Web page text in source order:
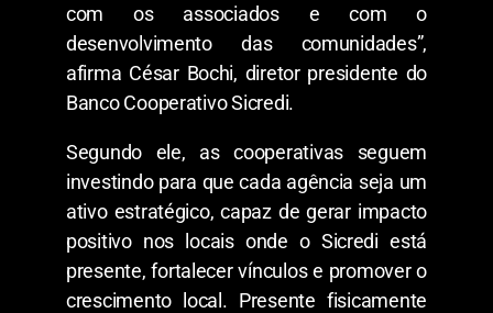
com os associados e com o
desenvolvimento das comunidades”,
afirma César Bochi, diretor presidente do
Banco Cooperativo Sicredi.
Segundo ele, as cooperativas seguem
investindo para que cada agência seja um
ativo estratégico, capaz de gerar impacto
positivo nos locais onde o Sicredi está
presente, fortalecer vínculos e promover o
crescimento local. Presente fisicamente